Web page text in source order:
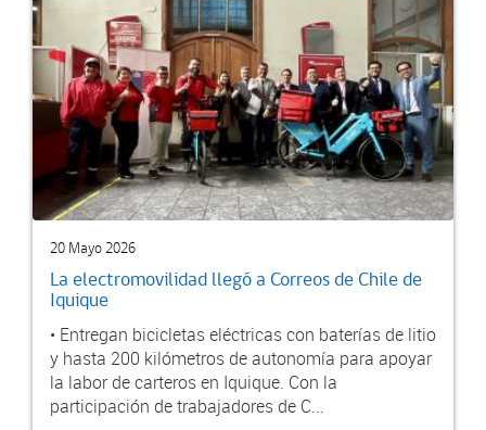
20 Mayo 2026
La electromovilidad llegó a Correos de Chile de
Iquique
• Entregan bicicletas eléctricas con baterías de litio
y hasta 200 kilómetros de autonomía para apoyar
la labor de carteros en Iquique. Con la
participación de trabajadores de C...